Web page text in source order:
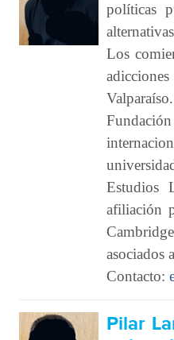
políticas
Los
Estudios
afiliación
asociados
Contacto:
Pilar